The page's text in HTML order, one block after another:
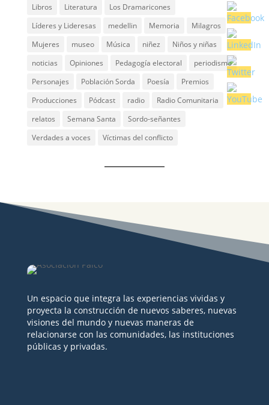
Libros
Literatura
Los Dramaricones
Líderes y Lideresas
medellin Memoria
Milagros
Mujeres
museo Música niñez
Niños y niñas
noticias
Opiniones Pedagogía electoral
periodismo
Personajes
Población Sorda Poesía
Premios
Producciones
Pódcast radio
Radio Comunitaria
relatos
Semana Santa
Sordo-señantes
Verdades a voces
Víctimas del conflicto
Un espacio que integra las experiencias vividas y
proyecta la construcción de nuevos saberes, nuevas
visiones del mundo y nuevas maneras de
relacionarse con las comunidades, las instituciones
públicas y privadas.